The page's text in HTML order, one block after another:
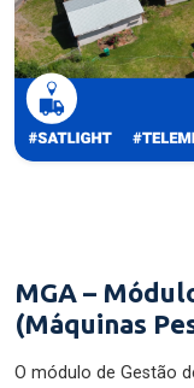
MGA –
(Máquinas
O módulo de Gestão